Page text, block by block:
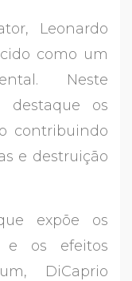
Leonardo
como um
Neste
destaque os
contribuindo
e destruição
expõe os
e os efeitos
DiCaprio